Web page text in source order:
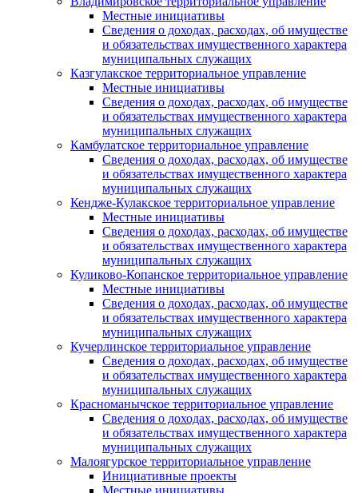
Местные инициативы
Сведения о доходах, расходах, об имуществе
и обязательствах имущественного характера
муниципальных служащих
Казгулакское территориальное управление
Местные инициативы
Сведения о доходах, расходах, об имуществе
и обязательствах имущественного характера
муниципальных служащих
Камбулатское территориальное управление
Сведения о доходах, расходах, об имуществе
и обязательствах имущественного характера
муниципальных служащих
Кендже-Кулакское территориальное управление
Местные инициативы
Сведения о доходах, расходах, об имуществе
и обязательствах имущественного характера
муниципальных служащих
Куликово-Копанское территориальное управление
Местные инициативы
Сведения о доходах, расходах, об имуществе
и обязательствах имущественного характера
муниципальных служащих
Кучерлинское территориальное управление
Сведения о доходах, расходах, об имуществе
и обязательствах имущественного характера
муниципальных служащих
Красноманычское территориальное управление
Сведения о доходах, расходах, об имуществе
и обязательствах имущественного характера
муниципальных служащих
Малоягурское территориальное управление
Инициативные проекты
Местные инициативы